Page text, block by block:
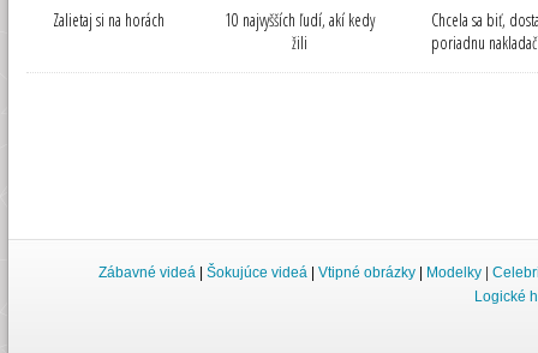
Zalietaj si na horách
10 najvyšších ľudí, akí kedy
žili
Chcela sa biť,
poriadnu
Zábavné videá | Šokujúce videá | Vtipné obrázky | Modelky |
Logické